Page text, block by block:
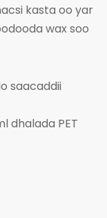
kasta oo yar
wax soo
saacaddii
dhalada PET